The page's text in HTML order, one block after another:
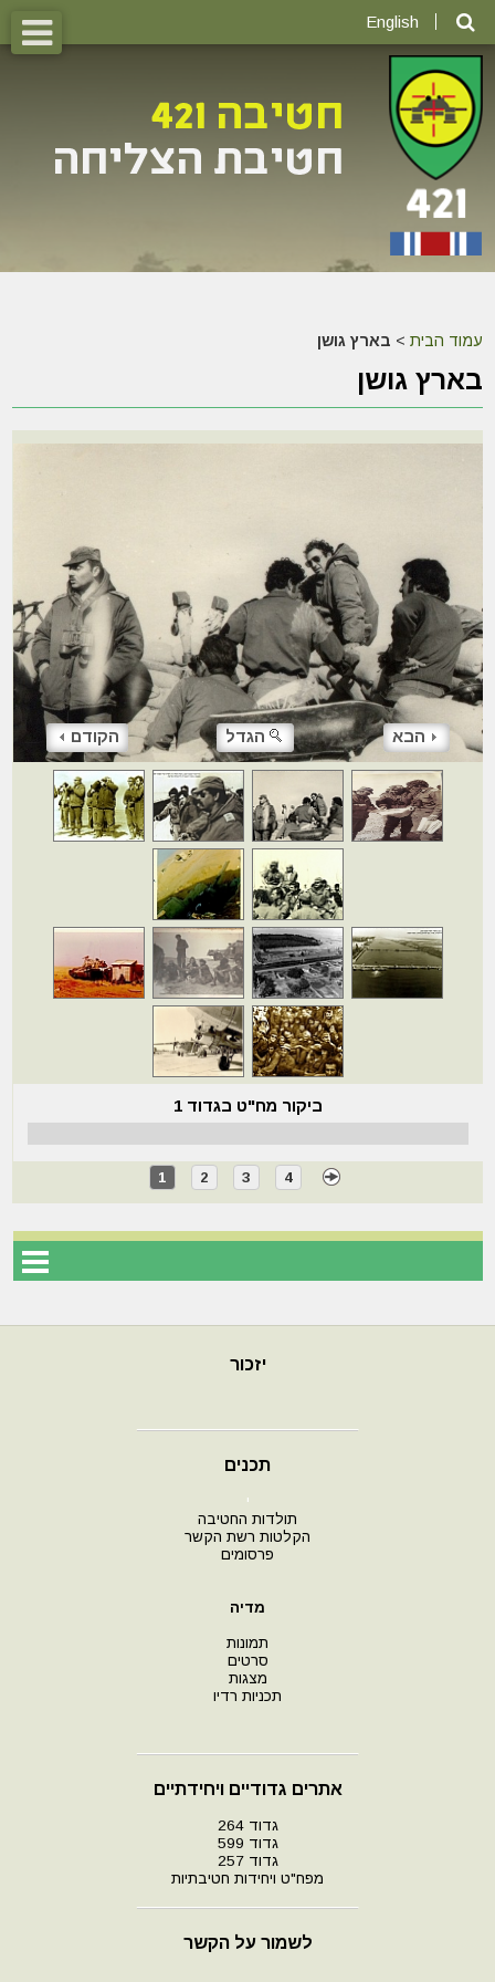
English
עמוד הבית > בארץ גושן
בארץ גושן
הקודם הגדל הבא
ביקור מח"ט בגדוד 1
1 2 3 4
יזכור
תכנים
י
תולדות החטיבה
הקלטות רשת הקשר
פרסומים
מדיה
תמונות
סרטים
מצגות
תכניות רדיו
אתרים גדודיים ויחידתיים
גדוד 264
גדוד 599
גדוד 257
מפח"ט ויחידות חטיבתיות
לשמור על הקשר